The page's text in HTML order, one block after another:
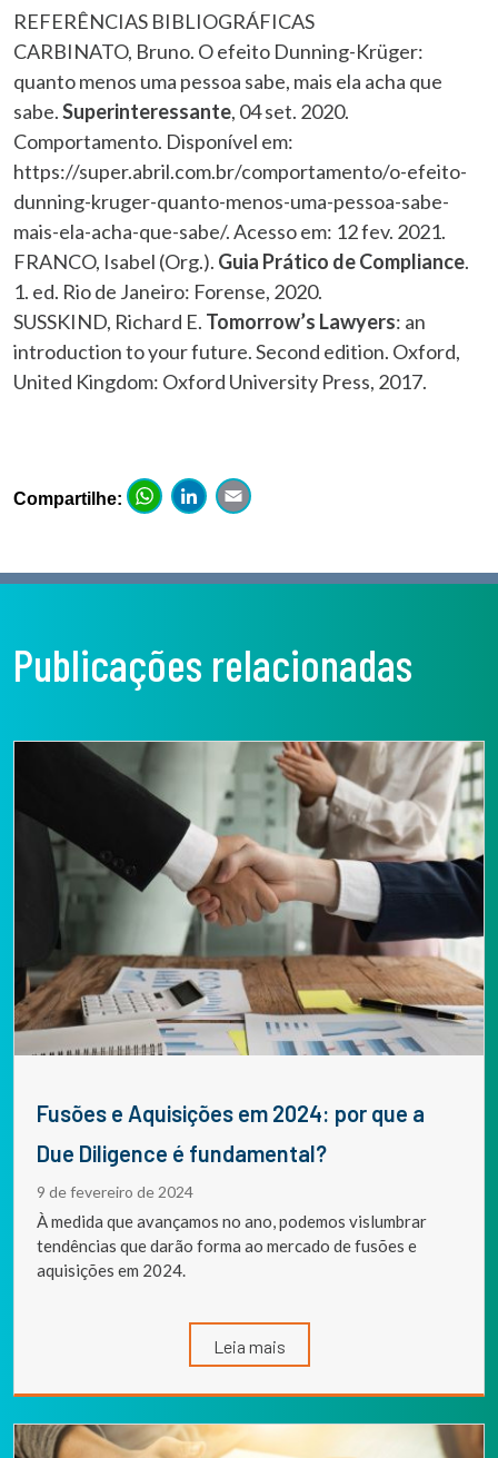
REFERÊNCIAS BIBLIOGRÁFICAS
CARBINATO, Bruno. O efeito Dunning-Krüger:
quanto menos uma pessoa sabe, mais ela acha que
sabe.Superinteressante, 04 set. 2020.
Comportamento. Disponível em:
https://super.abril.com.br/comportamento/o-efeito-
dunning-kruger-quanto-menos-uma-pessoa-sabe-
mais-ela-acha-que-sabe/. Acesso em: 12 fev. 2021.
FRANCO, Isabel (Org.). Guia Prático de Compliance.
1. ed. Rio de Janeiro: Forense, 2020.
SUSSKIND, Richard E. Tomorrow’s Lawyers: an
introduction to your future. Second edition. Oxford,
United Kingdom: Oxford University Press, 2017.
Compartilhe: WhatsApp
LinkedIn
Publicações relacionadas
Fusões e Aquisições em 2024: por que a
Due Diligence é fundamental?
9 de fevereiro de 2024
À medida que avançamos no ano, podemos vislumbrar
tendências que darão forma ao mercado de fusões e
aquisições em 2024.
Leia mais